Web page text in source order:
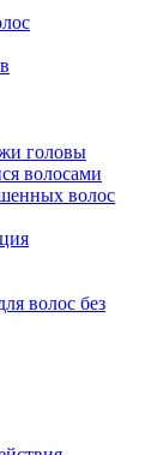
головы
волосами
волос
волос без